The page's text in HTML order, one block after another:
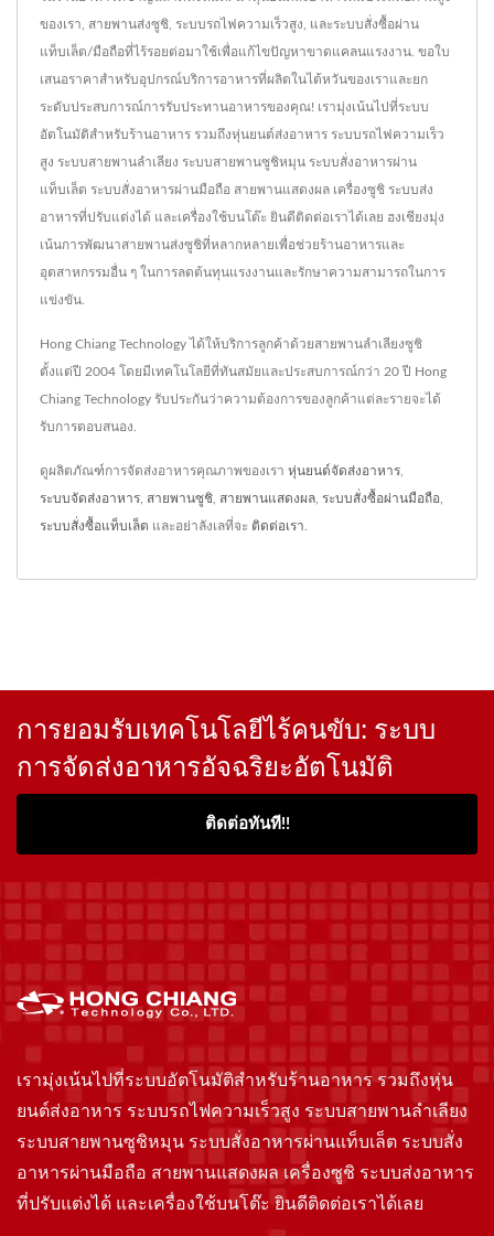
ของเรา, สายพานส่งซูชิ, ระบบรถไฟความเร็วสูง, และระบบสั่งซื้อผ่าน
แท็บเล็ต/มือถือที่ไร้รอยต่อมาใช้เพื่อแก้ไขปัญหาขาดแคลนแรงงาน. ขอใบ
เสนอราคาสำหรับอุปกรณ์บริการอาหารที่ผลิตในไต้หวันของเราและยก
ระดับประสบการณ์การรับประทานอาหารของคุณ! เรามุ่งเน้นไปที่ระบบ
อัตโนมัติสำหรับร้านอาหาร รวมถึงหุ่นยนต์ส่งอาหาร ระบบรถไฟความเร็ว
สูง ระบบสายพานลำเลียง ระบบสายพานซูชิหมุน ระบบสั่งอาหารผ่าน
แท็บเล็ต ระบบสั่งอาหารผ่านมือถือ สายพานแสดงผล เครื่องซูชิ ระบบส่ง
อาหารที่ปรับแต่งได้ และเครื่องใช้บนโต๊ะ ยินดีติดต่อเราได้เลย ฮงเชียงมุ่ง
เน้นการพัฒนาสายพานส่งซูชิที่หลากหลายเพื่อช่วยร้านอาหารและ
อุตสาหกรรมอื่น ๆ ในการลดต้นทุนแรงงานและรักษาความสามารถในการ
แข่งขัน.
Hong Chiang Technology ได้ให้บริการลูกค้าด้วยสายพานลำเลียงซูชิ
ตั้งแต่ปี 2004 โดยมีเทคโนโลยีที่ทันสมัยและประสบการณ์กว่า 20 ปี Hong
Chiang Technology รับประกันว่าความต้องการของลูกค้าแต่ละรายจะได้
รับการตอบสนอง.
ดูผลิตภัณฑ์การจัดส่งอาหารคุณภาพของเรา หุ่นยนต์จัดส่งอาหาร
ระบบจัดส่งอาหาร สายพานซูชิ สายพานแสดงผล ระบบสั่งซื้อผ่านมือถือ
ระบบสั่งซื้อแท็บเล็ต และอย่าลังเลที่จะ ติดต่อเรา
การยอมรับเทคโนโลยีไร้คนขับ: ระบบ
การจัดส่งอาหารอัจฉริยะอัตโนมัติ
ติดต่อทันที!!
เรามุ่งเน้นไปที่ระบบอัตโนมัติสำหรับร้านอาหาร รวมถึงหุ่น
ยนต์ส่งอาหาร ระบบรถไฟความเร็วสูง ระบบสายพานลำเลียง
ระบบสายพานซูชิหมุน ระบบสั่งอาหารผ่านแท็บเล็ต ระบบสั่ง
อาหารผ่านมือถือ สายพานแสดงผล เครื่องซูชิ ระบบส่งอาหาร
ที่ปรับแต่งได้ และเครื่องใช้บนโต๊ะ ยินดีติดต่อเราได้เลย